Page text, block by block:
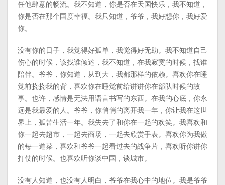
任他肆意的畅流。我不知道，你是否在天国快乐，我不知道，
你是否在那个国度幸福。我只知道，爷爷，我好想你，我好爱
你。
没有你的日子，我觉得好孤单，我觉得好无助。我不知道自己
伤心的时候，该找谁倾述，我不知道，在我寂寞的时候，找谁
陪伴。爷爷，你知道，从到大，我都那样的依赖。喜欢你在睡
觉前挠挠我的背，喜欢你在睡觉前给讲讲你在部队时候的故
事。也许，感情是无法用语言书写的东西。在我的心底，你永
远是我最爱的人。爷爷，你悄悄的离开我一年，你让我在这世
界上，孤苦生活一年。我失去了和你在一起的欢笑。我喜欢和
你一起去超市，一起去商场，一起去欣赏手表。喜欢你为我做
的每一道菜，喜欢和爷爷一起看过去的战争片，喜欢听你讲你
打仗的时候。也喜欢听你谈中国，谈城市。
没有人知道，也没有人明白，爷爷在我心中的地位。我是爷爷